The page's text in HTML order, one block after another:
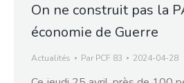
On ne construit pas la
économie de Guerre
Actualités Par PCF 83 2024-04-28